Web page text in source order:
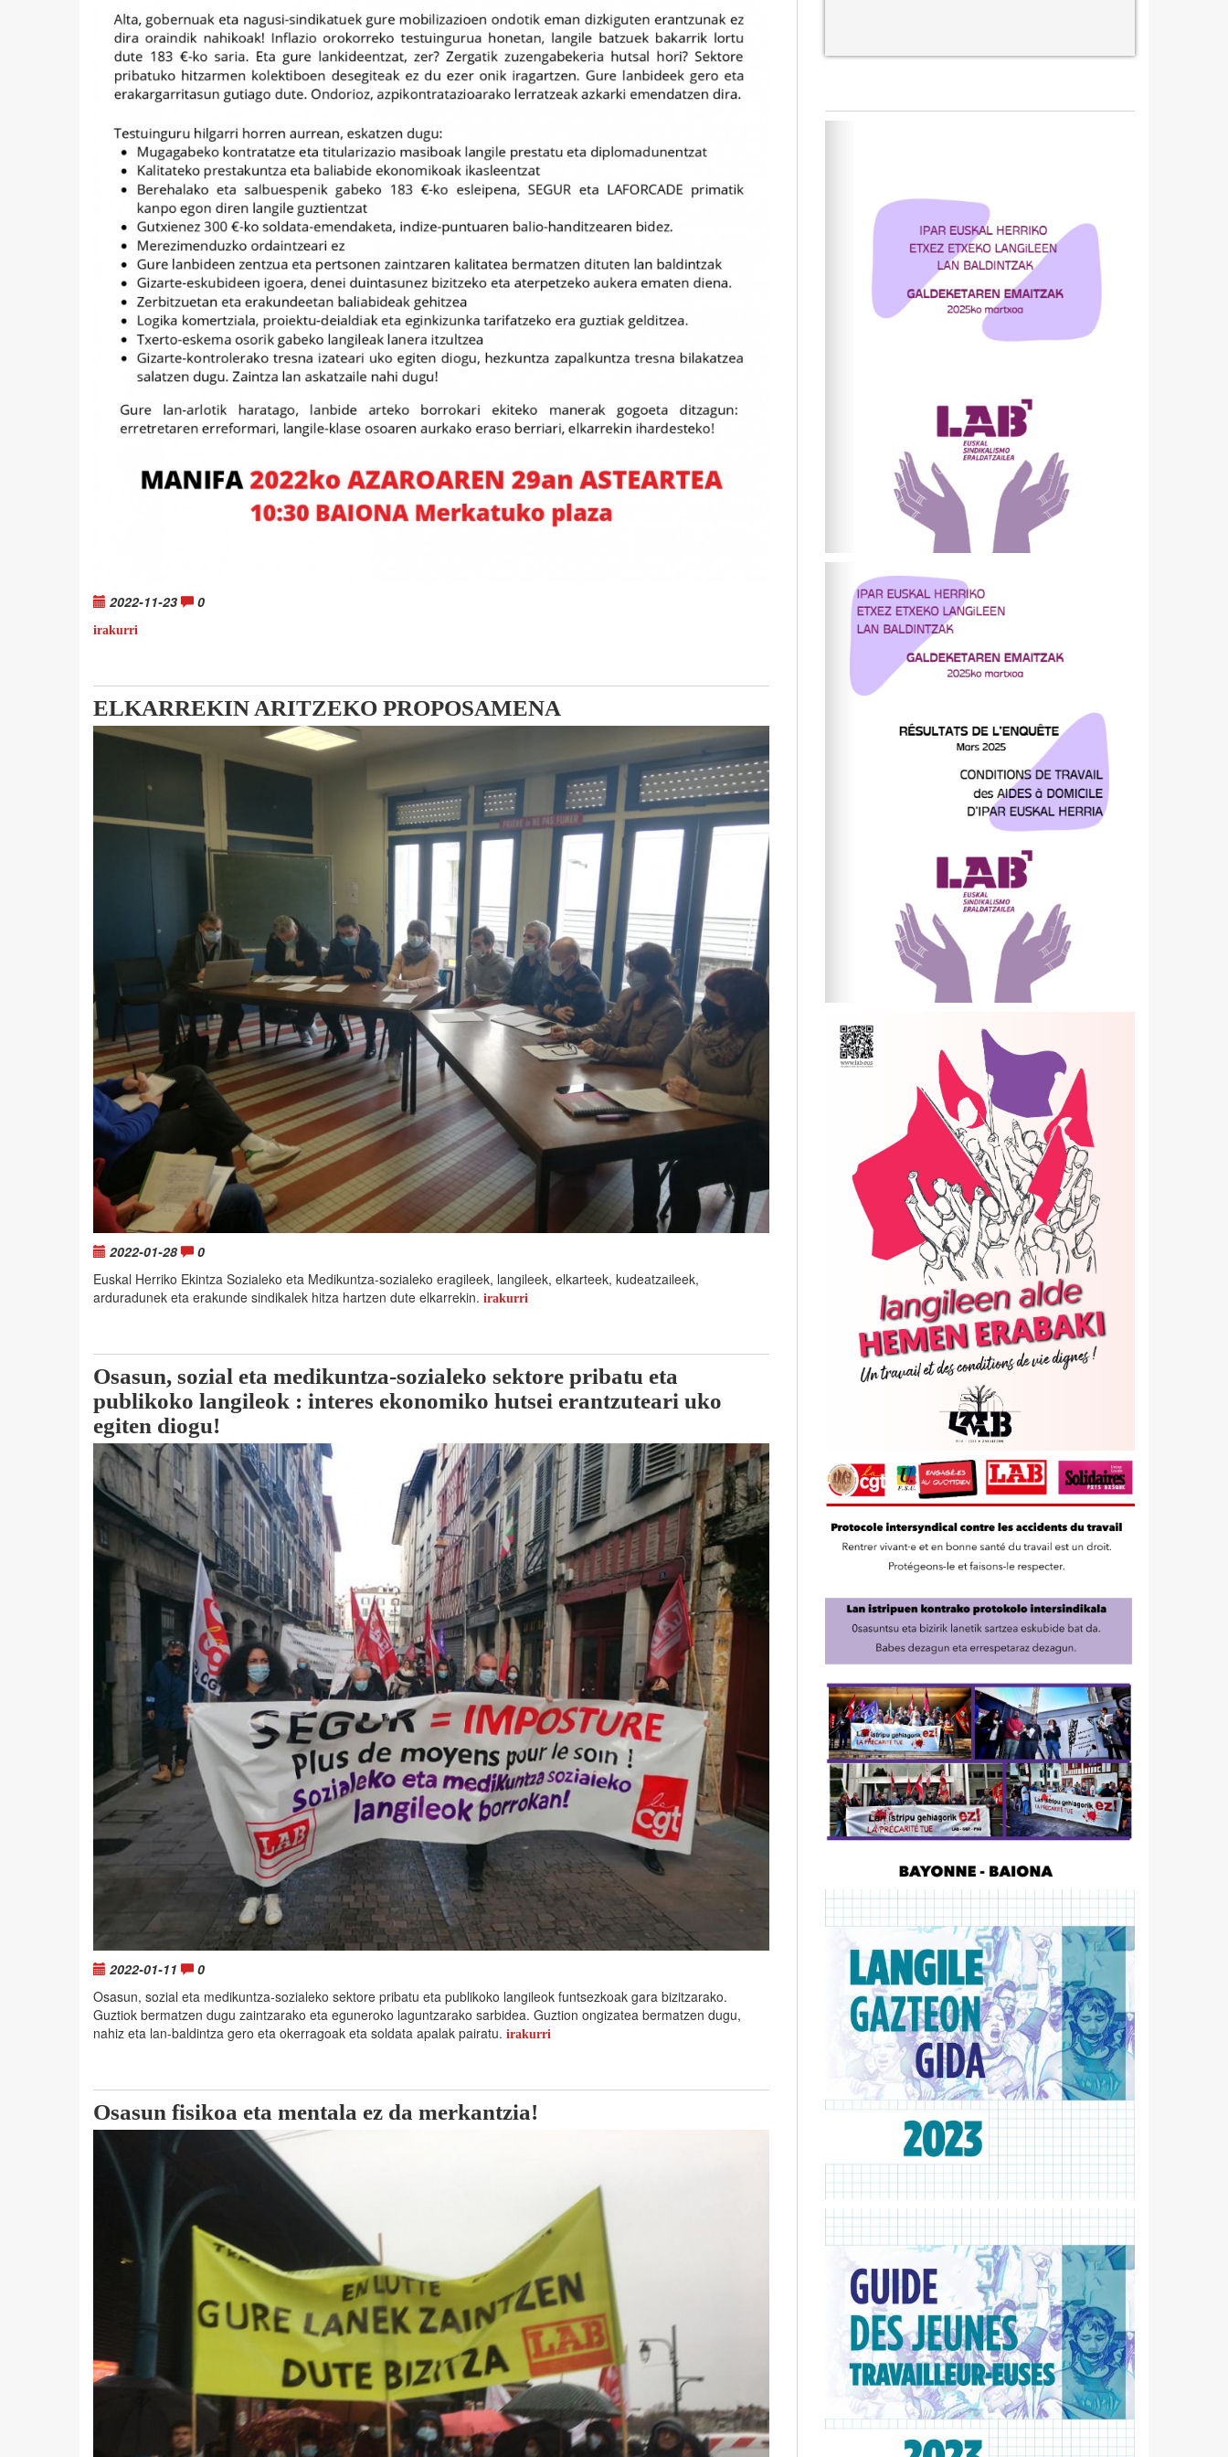
2022-11-23 0
irakurri
ELKARREKIN ARITZEKO PROPOSAMENA
2022-01-28
0
Euskal Herriko Ekintza Sozialeko eta Medikuntza-sozialeko eragileek, langileek, elkarteek, kudeatzaileek,
arduradunek eta erakunde sindikalek hitza hartzen dute elkarrekin. irakurri
Osasun, sozial eta medikuntza-sozialeko sektore pribatu eta
publikoko langileok : interes ekonomiko hutsei erantzuteari uko
egiten diogu!
2022-01-11
0
Osasun, sozial eta medikuntza-sozialeko sektore pribatu eta publikoko langileok funtsezkoak gara bizitzarako.
Guztiok bermatzen dugu zaintzarako eta eguneroko laguntzarako sarbidea. Guztion ongizatea bermatzen dugu,
nahiz eta lan-baldintza gero eta okerragoak eta soldata apalak pairatu. irakurri
Osasun fisikoa eta mentala ez da merkantzia!